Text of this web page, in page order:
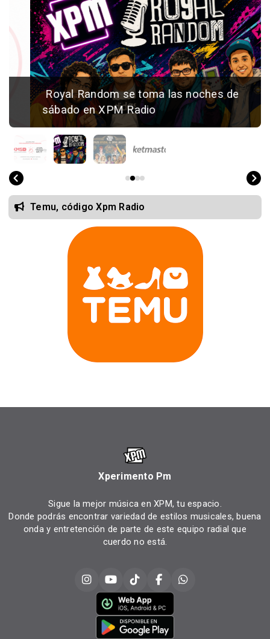
️ Royal Random se toma las noches de
sábado en XPM Radio
Temu, código Xpm Radio
Xperimento Pm
Sigue la mejor música en XPM, tu espacio.
Donde podrás encontrar variedad de estilos musicales, buena
onda y entretención de parte de este equipo radial que
cuerdo no está.